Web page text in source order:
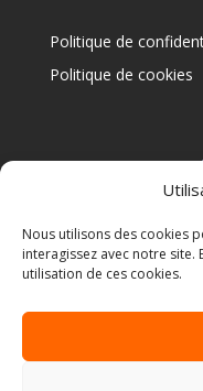
Nous utilisons des cookies
interagissez avec notre site.
utilisation de ces cookies.
Politique de
Politique de cookies
Copyright 2025 ©